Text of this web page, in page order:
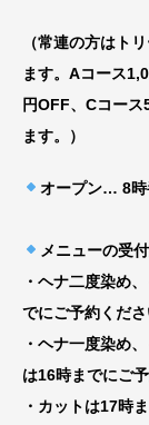
（常連の方はト
ます。Aコース
円OFF、Cコース
ます。）
オープン… 8時
メニューの受
・ヘナ二度染め
でにご予約くださ
・ヘナ一度染め
は16時までにご予
・カットは17時